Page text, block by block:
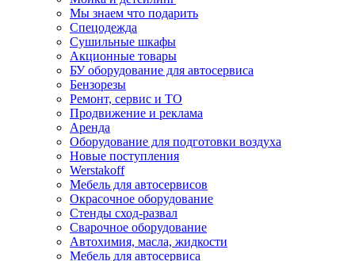
Мы знаем что подарить
Спецодежда
Сушильные шкафы
Акционные товары
БУ оборудование для автосервиса
Бензорезы
Ремонт, сервис и ТО
Продвижение и реклама
Аренда
Оборудование для подготовки воздуха
Новые поступления
Werstakoff
Мебель для автосервисов
Окрасочное оборудование
Стенды сход-развал
Сварочное оборудование
Автохимия, масла, жидкости
Мебель для автосервиса